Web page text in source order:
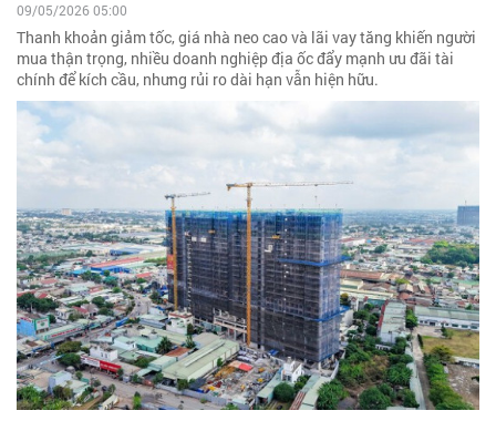
09/05/2026 05:00
Thanh khoản giảm tốc, giá nhà neo cao và lãi vay tăng khiến người
mua thận trọng, nhiều doanh nghiệp địa ốc đẩy mạnh ưu đãi tài
chính để kích cầu, nhưng rủi ro dài hạn vẫn hiện hữu.